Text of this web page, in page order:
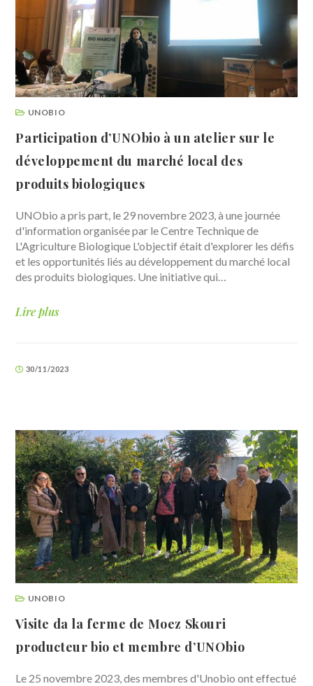
UNOBIO
Participation d’UNObio à un atelier sur le
développement du marché local des
produits biologiques
UNObio a pris part, le 29 novembre 2023, à une journée
d'information organisée par le Centre Technique de
L'Agriculture Biologique L'objectif était d'explorer les défis
et les opportunités liés au développement du marché local
des produits biologiques. Une initiative qui…
Lire plus
30/11/2023
UNOBIO
Visite da la ferme de Moez Skouri
producteur bio et membre d’UNObio
Le 25 novembre 2023, des membres d'Unobio ont effectué